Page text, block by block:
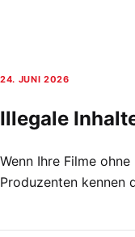
24. JUNI 2026
Illegale
Wenn Ihre Filme
Produzenten kennen